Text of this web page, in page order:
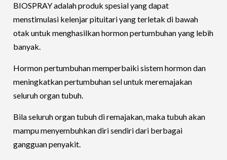
BIOSPRAY adalah produk spesial yang dapat
menstimulasi kelenjar pituitari yang terletak di bawah
otak untuk menghasilkan hormon pertumbuhan yang lebih
banyak.
Hormon pertumbuhan memperbaiki sistem hormon dan
meningkatkan pertumbuhan sel untuk meremajakan
seluruh organ tubuh.
Bila seluruh organ tubuh di remajakan, maka tubuh akan
mampu menyembuhkan diri sendiri dari berbagai
gangguan penyakit.